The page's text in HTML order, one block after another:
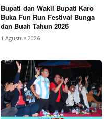
Bupati dan Wakil Bupati Karo
Buka Fun Run Festival Bunga
dan Buah Tahun 2026
1 Agustus 2026